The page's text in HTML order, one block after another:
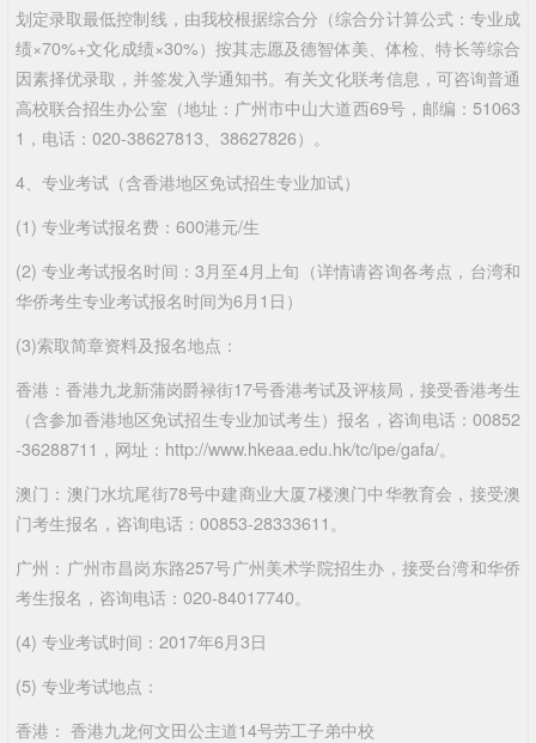
划定录取最低控制线，由我校根据综合分（综合分计算公式：专业成
绩×70%+文化成绩×30%）按其志愿及德智体美、体检、特长等综合
因素择优录取，并签发入学通知书。有关文化联考信息，可咨询普通
高校联合招生办公室（地址：广州市中山大道西69号，邮编：51063
1，电话：020-38627813、38627826）。
4、专业考试（含香港地区免试招生专业加试）
(1) 专业考试报名费：600港元/生
(2) 专业考试报名时间：3月至4月上旬（详情请咨询各考点，台湾和
华侨考生专业考试报名时间为6月1日）
(3)索取简章资料及报名地点：
香港：香港九龙新蒲岗爵禄街17号香港考试及评核局，接受香港考生
（含参加香港地区免试招生专业加试考生）报名，咨询电话：00852
-36288711，网址：http://www.hkeaa.edu.hk/tc/ipe/gafa/。
澳门：澳门水坑尾街78号中建商业大厦7楼澳门中华教育会，接受澳
门考生报名，咨询电话：00853-28333611。
广州：广州市昌岗东路257号广州美术学院招生办，接受台湾和华侨
考生报名，咨询电话：020-84017740。
(4) 专业考试时间：2017年6月3日
(5) 专业考试地点：
香港： 香港九龙何文田公主道14号劳工子弟中校